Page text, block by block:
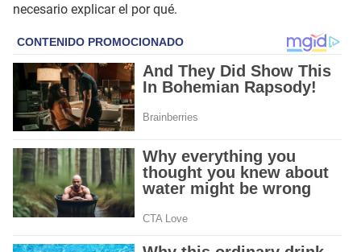
necesario explicar el por qué.